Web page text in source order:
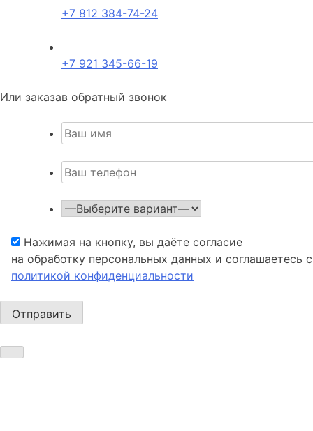
+7 812 384-74-24
+7 921 345-66-19
Или заказав обратный звонок
Нажимая на кнопку, вы даёте согласие
на обработку персональных данных и соглашаетесь c
политикой конфиденциальности